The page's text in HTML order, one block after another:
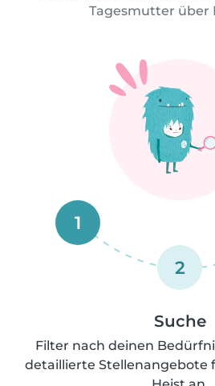
Tagesmutter über
1
2
Suche
Filter nach deinen
detaillierte Stellenangebote